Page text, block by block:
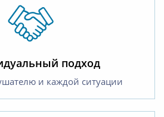
подход
и каждой ситуации